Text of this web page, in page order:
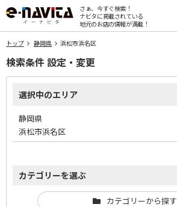
さぁ、今すぐ検索！
ナビタに掲載されている
地元のお店の情報が満載！
トップ 静岡県 浜松市浜名区
検索条件 設定・変更
選択中のエリア
静岡県
浜松市浜名区
カテゴリーを選ぶ
カテゴリーから探す